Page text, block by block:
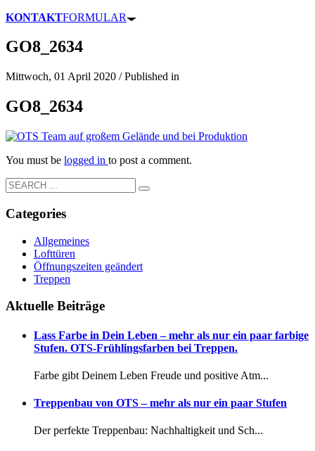
KONTAKTFORMULAR
GO8_2634
Mittwoch, 01 April 2020 /Published in
GO8_2634
You must be logged in to post a comment.
Categories
Allgemeines
Lofttüren
Öffnungszeiten geändert
Treppen
Aktuelle Beiträge
Lass Farbe in Dein Leben – mehr als nur ein paar farbige
Stufen. OTS-Frühlingsfarben bei Treppen.
Farbe gibt Deinem Leben Freude und positive Atm...
Treppenbau von OTS – mehr als nur ein paar Stufen
Der perfekte Treppenbau: Nachhaltigkeit und Sch...